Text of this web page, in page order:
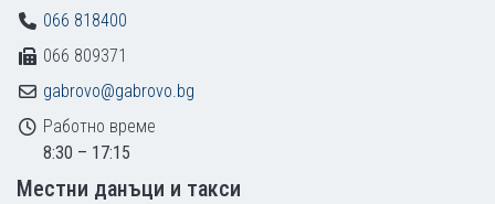
066 818400
066 809371
gabrovo@gabrovo.bg
Работно време
8:30 – 17:15
Местни данъци и такси